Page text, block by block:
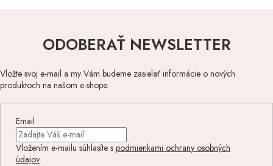
ODOBERAŤ NEWSLETTER
Vložte svoj e-mail a my Vám budeme zasielať informácie o nových
produktoch na našom e-shope.
Email
Vložením e-mailu súhlasíte s podmienkami ochrany osobných
údajov.